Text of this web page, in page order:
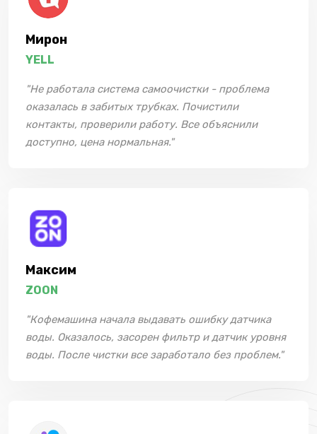
Мирон
YELL
"Не работала система самоочистки - проблема
оказалась в забитых трубках. Почистили
контакты, проверили работу. Все объяснили
доступно, цена нормальная."
Максим
ZOON
"Кофемашина начала выдавать ошибку датчика
воды. Оказалось, засорен фильтр и датчик уровня
воды. После чистки все заработало без проблем."